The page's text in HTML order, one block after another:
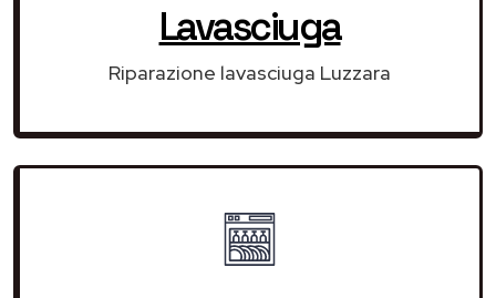
Lavasciuga
Riparazione lavasciuga Luzzara